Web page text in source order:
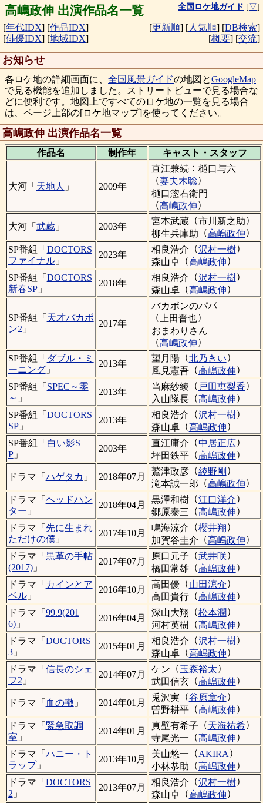
高嶋政伸 出演作品名一覧 全国ロケ地ガイド [▽]
[年代IDX] [作品IDX]
[俳優IDX] [地域IDX]
[更新順] [人気順] [DB検索]
[概要] [交流]
お知らせ
各ロケ地の詳細画面に、 全国風景ガイドの地図とGoogleMap
で見る機能を追加しました。ストリートビューで見る場合な
どに便利です。地図上ですべてのロケ地の一覧を見る場合
は、ページ上部の[ロケ地マップ]を使ってください。
高嶋政伸 出演作品名一覧
作品名 制作年 キャスト・ スタッフ
大河「 天地人 」 2009年
直江兼続： 樋口与六
（妻夫木聡）
樋口惣右衛門
（高嶋政伸）
大河「 武蔵」 2003年
宮本武蔵（市川新之助）
柳生兵庫助 （高嶋政伸）
SP番組「 DOCTORS
ファイナル」
2023年
相良浩介 （沢村一樹）
森山卓 （高嶋政伸）
SP番組「 DOCTORS
新春SP」
2018年
相良浩介 （沢村一樹）
森山卓 （高嶋政伸）
SP番組「 天才バカボ
ン2 」
2017年
バカボンのパパ
（ 上田晋也）
おまわりさん
（高嶋政伸）
SP番組「 ダブル・ミ
ーニング」
2013年
望月陽（北乃きい）
風見憲吾（高嶋政伸）
SP番組「 SPEC～零
～ 」
2013年
当麻紗綾 （ 戸田恵梨香）
入山隊長（高嶋政伸）
SP番組「 DOCTORS
SP」
2013年
相良浩介 （沢村一樹）
森山卓 （高嶋政伸）
SP番組「 白い影S
P」
2003年
直江庸介 （中居正広）
坪田鉄平（高嶋政伸）
ドラマ「 ハゲタカ 」 2018年07月
鷲津政彦（綾野剛 ）
滝本誠一郎 （高嶋政伸）
ドラマ「 ヘッドハン
ター 」
2018年04月
黒澤和樹（江口洋介）
郷原泰三 （高嶋政伸）
ドラマ「 先に生まれ
ただけの僕」
2017年10月
鳴海涼介 （櫻井翔）
加賀谷圭介 （高嶋政伸）
ドラマ「 黒革の手帖
(2017)」
2017年07月
原口元子 （武井咲）
橋田常雄（高嶋政伸）
ドラマ「 カインとア
ベル」
2016年10月
高田優（山田涼介）
高田貴行（高嶋政伸）
ドラマ「 99.9(201
6)」
2016年04月
深山大翔 （松本潤）
河村英樹（高嶋政伸）
ドラマ「 DOCTORS
3」
2015年01月
相良浩介 （沢村一樹）
森山卓 （高嶋政伸）
ドラマ「 信長のシェ
フ2 」
2014年07月
ケン （玉森裕太）
武田信玄（高嶋政伸）
ドラマ「 血の轍 」 2014年01月
兎沢実 （谷原章介）
曽野耕平（高嶋政伸）
ドラマ「 緊急取調
室 」
2014年01月
真壁有希子 （天海祐希）
寺尾光一 （高嶋政伸）
ドラマ「 ハニー・ト
ラップ」
2013年10月
美山悠一 （AKIRA ）
小林恭助 （高嶋政伸）
ドラマ「 DOCTORS
2 」
2013年07月
相良浩介 （沢村一樹）
森山卓 （高嶋政伸）